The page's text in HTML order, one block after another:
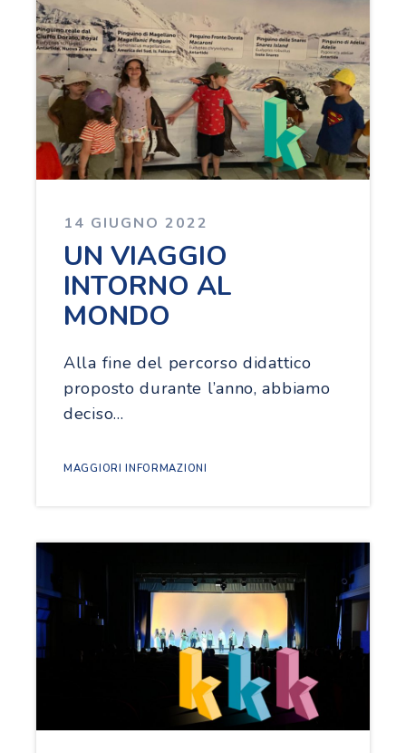
14 GIUGNO 2022
UN VIAGGIO
INTORNO AL
MONDO
Alla fine del percorso didattico
proposto durante l’anno, abbiamo
deciso…
MAGGIORI INFORMAZIONI